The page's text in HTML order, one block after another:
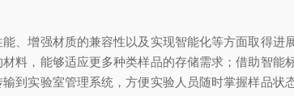
增强材质的兼容性以及实现智能化等方面取得进
料，能够适应更多种类样品的存储需求；借助智能
到实验室管理系统，方便实验人员随时掌握样品状